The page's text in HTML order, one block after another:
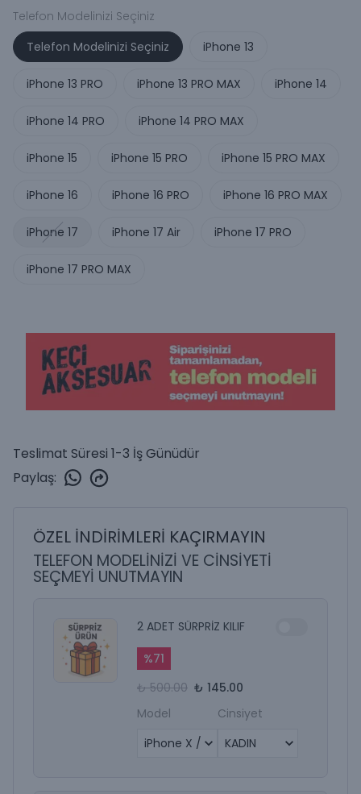
Telefon Modelinizi Seçiniz
Telefon Modelinizi Seçiniz
iPhone 13
iPhone 13 PRO iPhone 13 PRO MAX iPhone 14
iPhone 14 PRO iPhone 14 PRO MAX
iPhone 15 iPhone 15 PRO iPhone 15 PRO MAX
iPhone 16 iPhone 16 PRO iPhone 16 PRO MAX
iPhone 17 iPhone 17 Air iPhone 17 PRO
iPhone 17 PRO MAX
Teslimat Süresi 1-3 İş Günüdür
Paylaş:
ÖZEL İNDİRİMLERİ KAÇIRMAYIN
TELEFON MODELİNİZİ VE CİNSİYETİ
SEÇMEYİ UNUTMAYIN
2 ADET SÜRPRİZ KILIF
%71
₺ 500.00 ₺ 145.00
Model
Cinsiyet